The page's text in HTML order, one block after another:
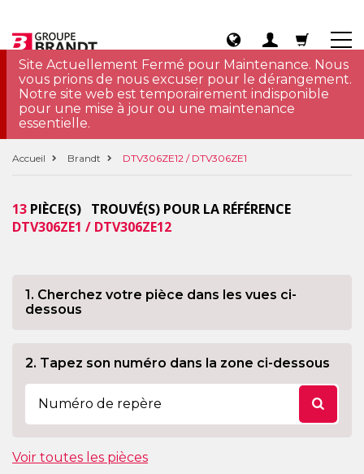
Site Actuellement Fermé pour Maintenance. Nous
vous prions de nous excuser pour le dérangement.
Notre site web est temporairement indisponible
pour une mise à jour ou une maintenance
essentielle.
Accueil Brandt DTV306ZE12 / DTV306ZE1
13 PIÈCE(S) TROUVÉ(S) POUR LA RÉFÉRENCE
DTV306ZE1 / DTV306ZE12
1. Cherchez votre pièce dans les vues ci-
dessous
2. Tapez son numéro dans la zone ci-dessous
Voir toutes les pièces